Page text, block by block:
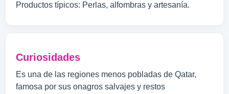
Productos típicos: Perlas, alfombras y artesanía.
Curiosidades
Es una de las regiones menos pobladas de Qatar,
famosa por sus onagros salvajes y restos